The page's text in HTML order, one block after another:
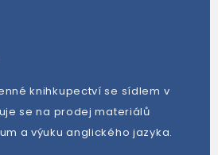
knihkupectví se sídlem v
se na prodej materiálů
a výuku anglického jazyka.